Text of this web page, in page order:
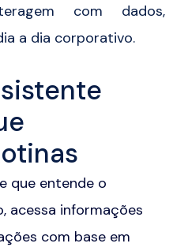
com dados,
a dia corporativo.
que entende o
acessa informações
com base em